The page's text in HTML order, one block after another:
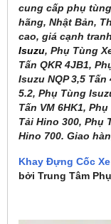
cung cấp phụ
hãng, Nhật Bản,
cao, giá cạnh
Isuzu, Phụ Tùng
Tấn QKR 4JB1,
Isuzu NQP 3,5
5.2, Phụ Tùng
Tấn VM 6HK1,
Tải Hino 300, Phụ
Hino 700. Giao
Khay Đựng Cốc
bởi Trung Tâm